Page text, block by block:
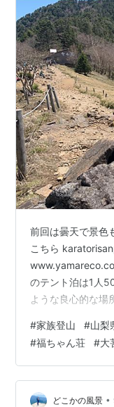
前回は曇天で景色
こちら
のテント泊は1人
ような良心的な場
激戦なので夜に出
我々は第一に停め
に開店なのでゆっ
みたかったmont-
あったので1日
#家族登山 #山梨
#福ちゃん荘 #大
どこかの風景 •